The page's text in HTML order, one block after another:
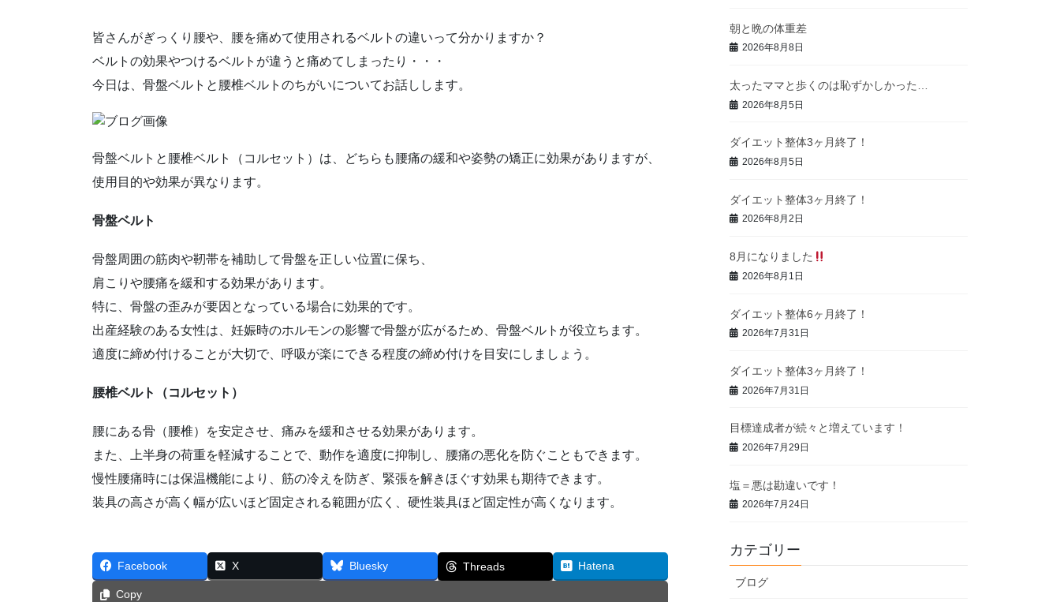
皆さんがぎっくり腰や、腰を痛めて使用されるベルトの違いって分かりますか？
ベルトの効果やつけるベルトが違うと痛めてしまったり・・・
今日は、骨盤ベルトと腰椎ベルトのちがいについてお話しします。
骨盤ベルトと腰椎ベルト（コルセット）は、どちらも腰痛の緩和や姿勢の矯正に効果がありますが、
使用目的や効果が異なります。
骨盤ベルト
骨盤周囲の筋肉や靭帯を補助して骨盤を正しい位置に保ち、
肩こりや腰痛を緩和する効果があります。
特に、骨盤の歪みが要因となっている場合に効果的です。
出産経験のある女性は、妊娠時のホルモンの影響で骨盤が広がるため、骨盤ベルトが役立ちます。
適度に締め付けることが大切で、呼吸が楽にできる程度の締め付けを目安にしましょう。
腰椎ベルト（コルセット）
腰にある骨（腰椎）を安定させ、痛みを緩和させる効果があります。
また、上半身の荷重を軽減することで、動作を適度に抑制し、腰痛の悪化を防ぐこともできます。
慢性腰痛時には保温機能により、筋の冷えを防ぎ、緊張を解きほぐす効果も期待できます。
装具の高さが高く幅が広いほど固定される範囲が広く、硬性装具ほど固定性が高くなります。
Facebook X Bluesky Threads Hatena
Copy
朝と晩の体重差
2026年8月8日
太ったママと歩くのは恥ずかしかった…
2026年8月5日
ダイエット整体3ヶ月終了！
2026年8月5日
ダイエット整体3ヶ月終了！
2026年8月2日
8月になりました
2026年8月1日
ダイエット整体6ヶ月終了！
2026年7月31日
ダイエット整体3ヶ月終了！
2026年7月31日
目標達成者が続々と増えています！
2026年7月29日
塩＝悪は勘違いです！
2026年7月24日
カテゴリー
ブログ